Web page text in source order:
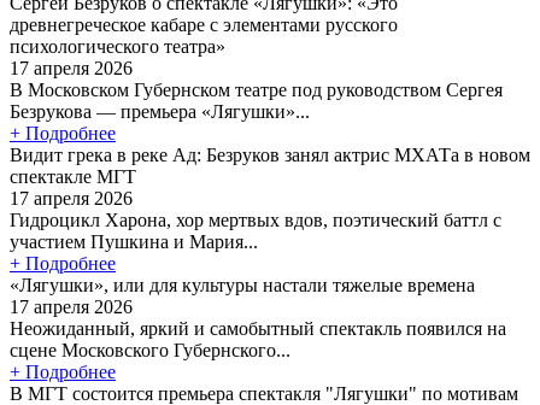
древнегреческое кабаре с элементами русского
психологического театра»
17 апреля 2026
В Московском Губернском театре под руководством Сергея
Безрукова — премьера «Лягушки»...
+ Подробнее
Видит грека в реке Ад: Безруков занял актрис МХАТа в новом
спектакле МГТ
17 апреля 2026
Гидроцикл Харона, хор мертвых вдов, поэтический баттл с
участием Пушкина и Мария...
+ Подробнее
«Лягушки», или для культуры настали тяжелые времена
17 апреля 2026
Неожиданный, яркий и самобытный спектакль появился на
сцене Московского Губернского...
+ Подробнее
В МГТ состоится премьера спектакля "Лягушки" по мотивам